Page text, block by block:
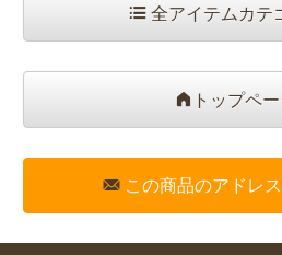
全アイテムカテ
トップペ
この商品のアドレ